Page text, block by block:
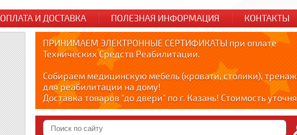
ОПЛАТА И ДОСТАВКА ПОЛЕЗНАЯ ИНФОРМАЦИЯ КОНТАКТЫ
ПРИНИМАЕМ ЭЛЕКТРОННЫЕ СЕРТИФИКАТЫ при оплате
Технических Средств Реабилитации.
Собираем медицинскую мебель (кровати, столики),
для реабилитации на дому!
Доставка товаров "до двери" по г. Казань! Стоимость
по тел. +79178595365
Краткие видео обзоры медицинских товаров!!!
YOUTUBE: youtube.com/@zabota16 ; Теlegram: t.me/zabota16 ;